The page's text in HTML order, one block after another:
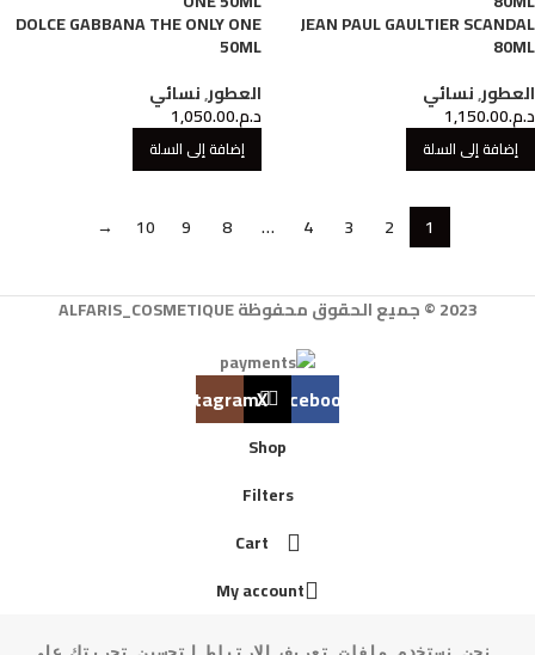
JEAN PAUL GAULTIER SCANDAL
80ML
العطور,نسائي
د.م.1,150.00
إضافة إلى السلة
DOLCE GABBANA THE ONLY ONE
50ML
العطور,نسائي
د.م.1,050.00
إضافة إلى السلة
1
2
3
4
…
8
9
10
→
2023 © جميع الحقوق محفوظة ALFARIS_COSMETIQUE
Facebook
X
Instagram
Shop
Filters
Cart
My account